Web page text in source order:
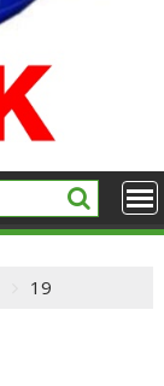
19